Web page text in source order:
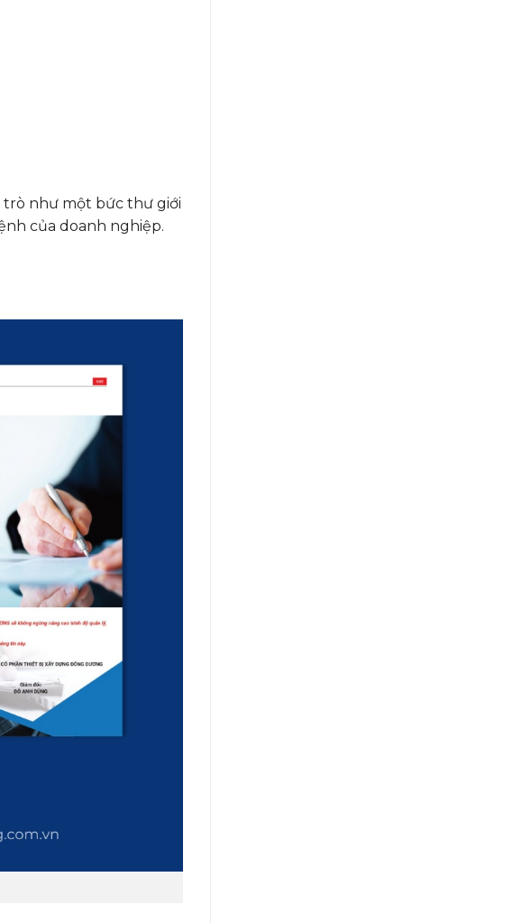
như một bức thư giới
của doanh nghiệp.